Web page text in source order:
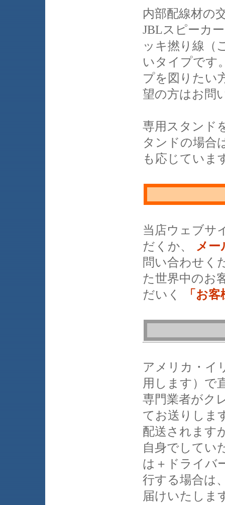
内部配線材の
JBLスピーカ
ッキ撚り線（
いタイプです
プを図りたい
望の方はお問
専用スタンド
タンドの場合
も応じていま
当店ウェブサ
だくか、
メー
問い合わせく
た世界中のお
だいく
「お
アメリカ・イ
用します）で
専門業者がク
てお送りしま
配送されます
自身でしてい
は＋ドライバ
行する場合は
届けいたしま